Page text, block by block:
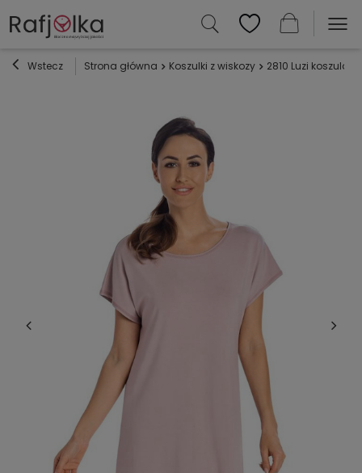
Wstecz Strona główna Koszulki z wiskozy 2810 Luzi koszula